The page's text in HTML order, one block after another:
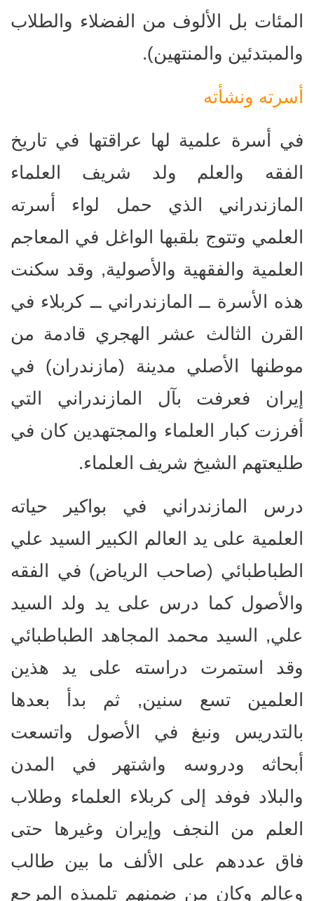
المئات بل الألوف من الفضلاء والطلاب
والمبتدئين والمنتهين).
أسرته ونشأته
في أسرة علمية لها عراقتها في تاريخ
الفقه والعلم ولد شريف العلماء
المازندراني الذي حمل لواء أسرته
العلمي وتتوج بلقبها الواغل في المعاجم
العلمية والفقهية والأصولية, وقد سكنت
هذه الأسرة ــ المازندراني ــ كربلاء في
القرن الثالث عشر الهجري قادمة من
موطنها الأصلي مدينة (مازندران) في
إيران فعرفت بآل المازندراني التي
أفرزت كبار العلماء والمجتهدين كان في
طليعتهم الشيخ شريف العلماء.
درس المازندراني في بواكير حياته
العلمية على يد العالم الكبير السيد علي
الطباطبائي (صاحب الرياض) في الفقه
والأصول كما درس على يد ولد السيد
علي, السيد محمد المجاهد الطباطبائي
وقد استمرت دراسته على يد هذين
العلمين تسع سنين, ثم بدأ بعدها
بالتدريس ونبغ في الأصول واتسعت
أبحاثه ودروسه واشتهر في المدن
والبلاد فوفد إلى كربلاء العلماء وطلاب
العلم من النجف وإيران وغيرها حتى
فاق عددهم على الألف ما بين طالب
وعالم وكان من ضمنهم تلميذه المرجع